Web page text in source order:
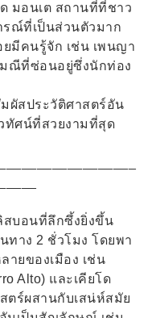
มอนเต สถานที่ที่ชาว
ณ์ที่เป็นส่วนตัวมาก
มีคนรู้จัก เช่น เพนญา
ณีที่ซ่อนอยู่ซึ่งนักท่อง
ผัสประวัติศาสตร์อัน
ทัศน์ที่สวยงามที่สุด
สบอนที่ลึกซึ้งยิ่งขึ้น
ทาง 2 ชั่วโมง โดยพา
ายของเมือง เช่น
Alto) และเคียโด
ตร์ผสานกับเสน่ห์สมัย